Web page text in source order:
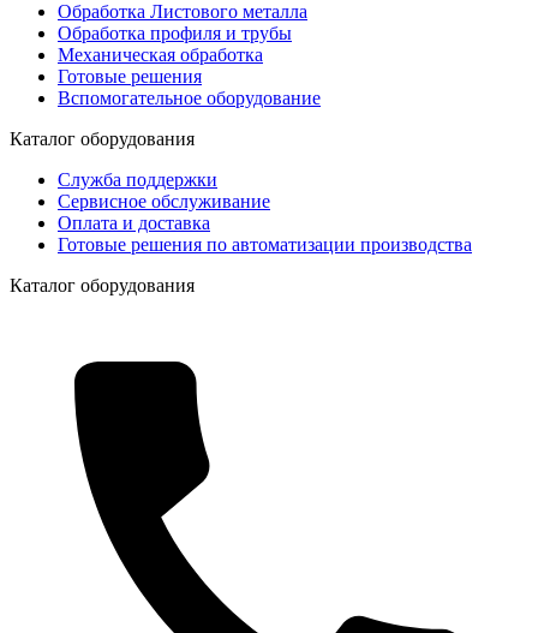
Обработка Листового металла
Обработка профиля и трубы
Механическая обработка
Готовые решения
Вспомогательное оборудование
Каталог оборудования
Служба поддержки
Сервисное обслуживание
Оплата и доставка
Готовые решения по автоматизации производства
Каталог оборудования